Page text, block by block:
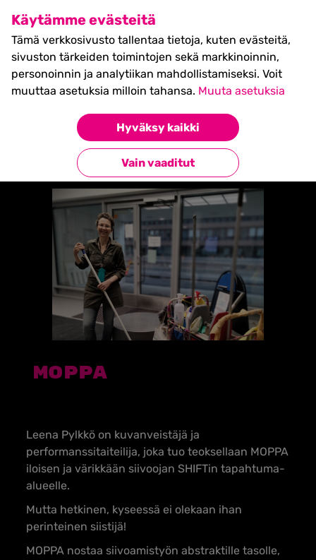
Käytämme evästeitä
Tämä verkkosivusto tallentaa tietoja, kuten evästeitä,
sivuston tärkeiden toimintojen sekä markkinoinnin,
personoinnin ja analytiikan mahdollistamiseksi. Voit
muuttaa asetuksia milloin tahansa. Muuta asetuksia
Hyväksy kaikki
Vain vaaditut
SHIFT Business Festival
27.5.2027, Turku - liput
myynnissä nyt! >>
MOPPA
Takaisin esiintyjiin
MOPPA
Leena Pylkkö on kuvanveistäjä ja
performanssitaiteilija, joka tuo teoksellaan MOPPA
iloisen ja värikkään siivoojan SHIFTin tapahtuma-
alueelle.
Mutta hetkinen, kyseessä ei olekaan ihan
perinteinen siistijä!
MOPPA nostaa siivoamistyön abstraktille tasolle,